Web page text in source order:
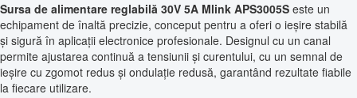
Sursa de alimentare reglabilă 30V 5A Mlink APS3005S este un
echipament de înaltă precizie, conceput pentru a oferi o ieșire stabilă
și sigură în aplicații electronice profesionale. Designul cu un canal
permite ajustarea continuă a tensiunii și curentului, cu un semnal de
ieșire cu zgomot redus și ondulație redusă, garantând rezultate fiabile
la fiecare utilizare.